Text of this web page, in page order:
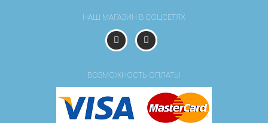
НАШ МАГАЗИН В СОЦСЕТЯХ
ВОЗМОЖНОСТЬ ОПЛАТЫ